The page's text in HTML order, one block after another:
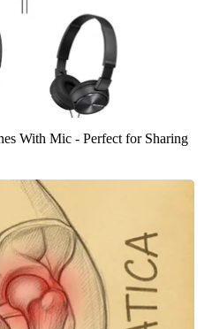
With Mic - Perfect for Sharing